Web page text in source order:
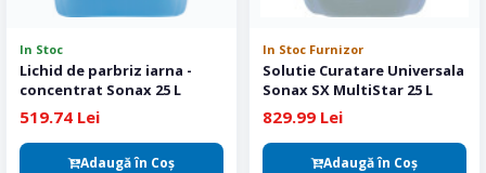
In Stoc
Lichid de parbriz iarna -
concentrat Sonax 25 L
519.74 Lei
Adaugă în Coş
In Stoc Furnizor
Solutie Curatare Universala
Sonax SX MultiStar 25 L
829.99 Lei
Adaugă în Coş